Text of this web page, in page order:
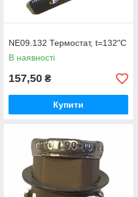
NE09.132 Термостат, t=132"C
В наявності
157,50 ₴
Купити